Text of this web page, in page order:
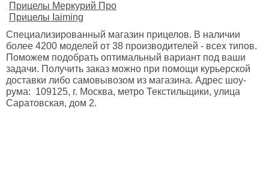
Прицелы Меркурий Про
Прицелы Iaiming
Специализированный магазин прицелов. В наличии
более 4200 моделей от 38 производителей - всех типов.
Поможем подобрать оптимальный вариант под ваши
задачи. Получить заказ можно при помощи курьерской
доставки либо самовывозом из магазина. Адрес шоу-
рума: 109125, г. Москва, метро Текстильщики, улица
Саратовская, дом 2.